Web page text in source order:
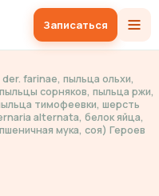
Записаться
farinаe, пыльца ольхи,
сорняков, пыльца ржи,
тимофеевки, шерсть
alternatа, белок яйца,
мука, соя) Героев